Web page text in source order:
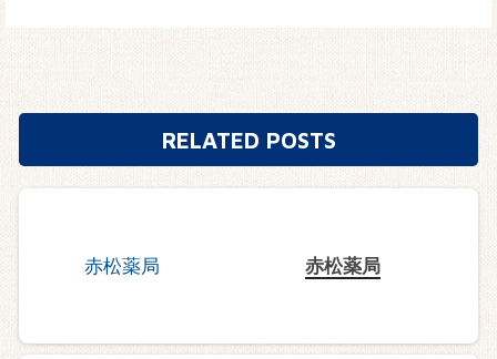
RELATED POSTS
赤松薬局